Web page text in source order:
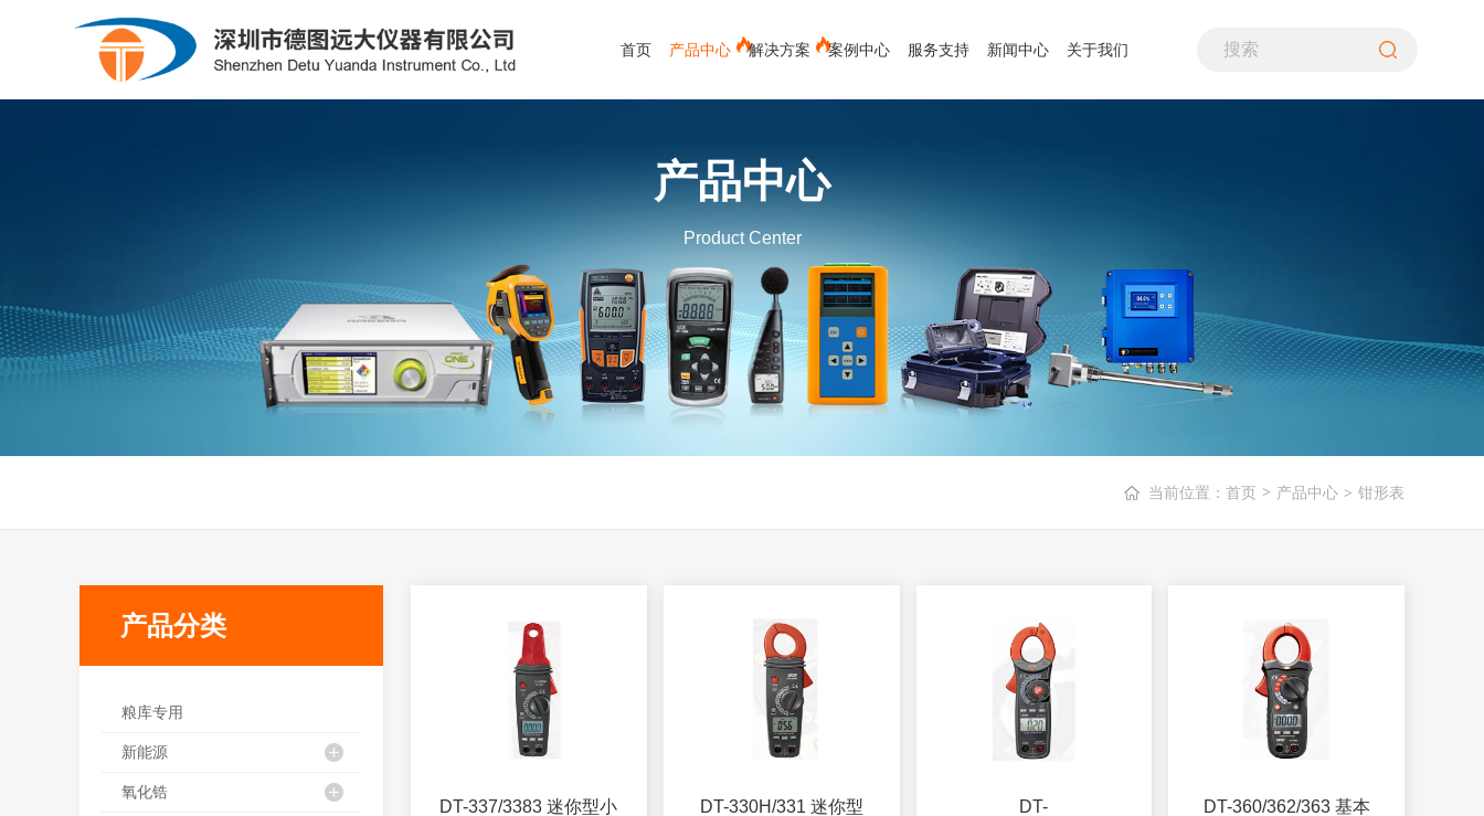
首页 产品中心
光度计
钳形表
电能质量分析仪
有色金属行业
辐射检测仪
蓄电池测试仪
新能源
粉碎装备
实验室辅助设备
红外测温仪
接触式测温仪
化工救援类-军毒、生物检测仪
材料分析仪
X射线检测
检漏仪
超声波流量计
辐射热流传感器
热像仪
烟气分析仪
解决方案 案例中心
石油化工 电力行业 冶金行业 环保行业 铁路行业 造纸行业
服务支持
下载中心 售后服务 常见问题
新闻中心
公司新闻 行业新闻
关于我们
公司简介 企业文化 发展历程 服务客户 资质荣誉 联系我们
产品中心
Product Center
当前位置：首页 > 产品中心 > 钳形表
产品分类
粮库专用
新能源
氧化锆
DT-337/3383 迷你型小
DT-330H/331 迷你型
DT-
DT-360/362/363 基本